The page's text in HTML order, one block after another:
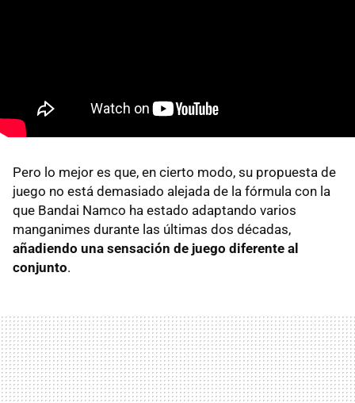
Pero lo mejor es que, en cierto modo, su propuesta de
juego no está demasiado alejada de la fórmula con la
que Bandai Namco ha estado adaptando varios
manganimes durante las últimas dos décadas,
añadiendo una sensación de juego diferente al
conjunto.